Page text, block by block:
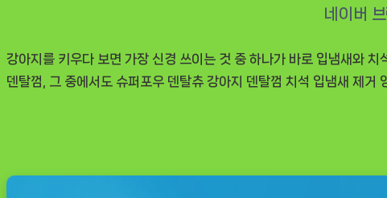
아
지
강아지를 키우다 보면 가장 신경 쓰이는 것 중 하나가 바로 입냄새와
덴탈껌, 그 중에서도 슈퍼포우 덴탈츄 강아지 덴탈껌 치석 입냄새 제거